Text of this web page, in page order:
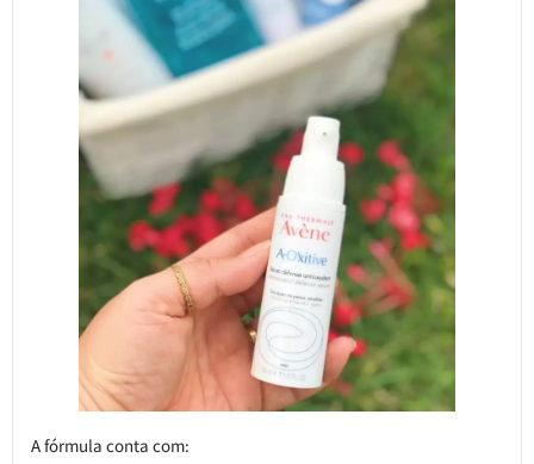
A fórmula conta com: